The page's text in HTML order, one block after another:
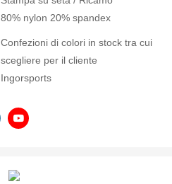
80% nylon 20% spandex
Confezioni di colori in stock tra cui
scegliere per il cliente
Ingorsports